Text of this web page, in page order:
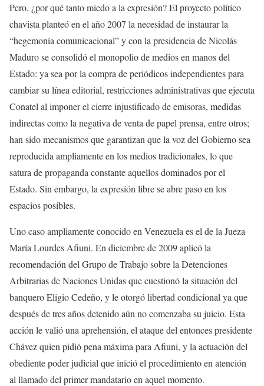
Pero, ¿por qué tanto miedo a la expresión? El proyecto político
chavista planteó en el año 2007 la necesidad de instaurar la
“hegemonía comunicacional” y con la presidencia de Nicolás
Maduro se consolidó el monopolio de medios en manos del
Estado: ya sea por la compra de periódicos independientes para
cambiar su línea editorial, restricciones administrativas que ejecuta
Conatel al imponer el cierre injustificado de emisoras, medidas
indirectas como la negativa de venta de papel prensa, entre otros;
han sido mecanismos que garantizan que la voz del Gobierno sea
reproducida ampliamente en los medios tradicionales, lo que
satura de propaganda constante aquellos dominados por el
Estado. Sin embargo, la expresión libre se abre paso en los
espacios posibles.
Uno caso ampliamente conocido en Venezuela es el de la Jueza
María Lourdes Afiuni. En diciembre de 2009 aplicó la
recomendación del Grupo de Trabajo sobre la Detenciones
Arbitrarias de Naciones Unidas que cuestionó la situación del
banquero Eligio Cedeño, y le otorgó libertad condicional ya que
después de tres años detenido aún no comenzaba su juicio. Esta
acción le valió una aprehensión, el ataque del entonces presidente
Chávez quien pidió pena máxima para Afiuni, y la actuación del
obediente poder judicial que inició el procedimiento en atención
al llamado del primer mandatario en aquel momento.